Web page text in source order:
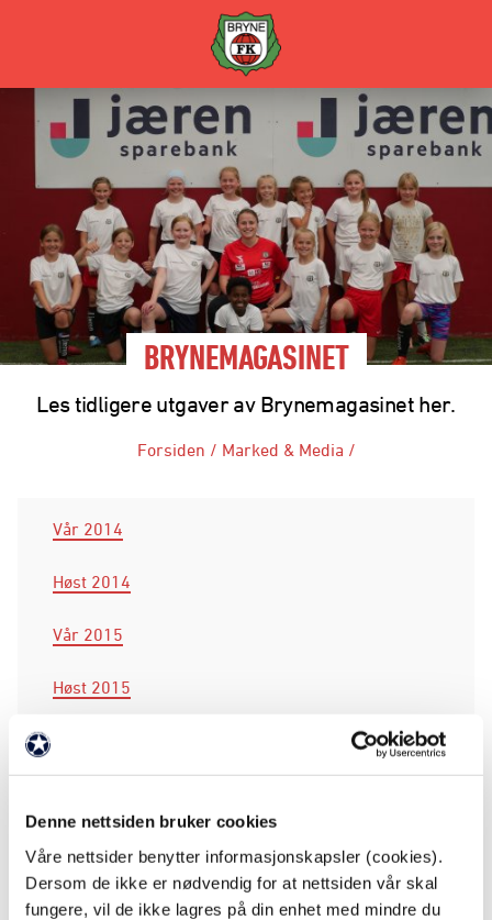
Denne nettsiden bruker cookies
Våre nettsider benytter informasjonskapsler (cookies).
Dersom de ikke er nødvendig for at nettsiden vår skal
fungere, vil de ikke lagres på din enhet med mindre du
BRYNEMAGASINET
Les tidligere utgaver av Brynemagasinet her.
Forsiden / Marked & Media /
Vår 2014
Høst 2014
Vår 2015
Høst 2015
Vår 2017
Høst 2017